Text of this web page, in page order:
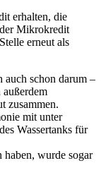
erhalten, die
Mikrokredit
erneut als
auch schon darum –
außerdem
zusammen.
mit unter
Wassertanks für
wurde sogar